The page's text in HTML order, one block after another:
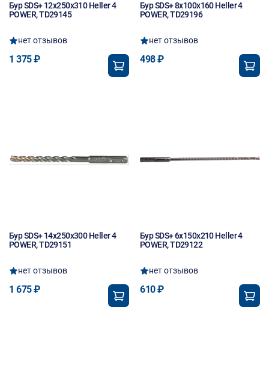
Бур SDS+ 12х250х310 Heller 4
POWER, TD29145
нет отзывов
1 375 ₽
Бур SDS+ 8х100х160 Heller 4
POWER, TD29196
нет отзывов
498 ₽
Бур SDS+ 14х250х300 Heller 4
POWER, TD29151
нет отзывов
1 675 ₽
Бур SDS+ 6х150х210 Heller 4
POWER, TD29122
нет отзывов
610 ₽